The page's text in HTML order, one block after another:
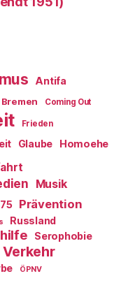
Antifa
Bremen Coming Out
Frieden
Glaube Homoehe
Musik
Prävention
Russland
Serophobie
Verkehr
ÖPNV